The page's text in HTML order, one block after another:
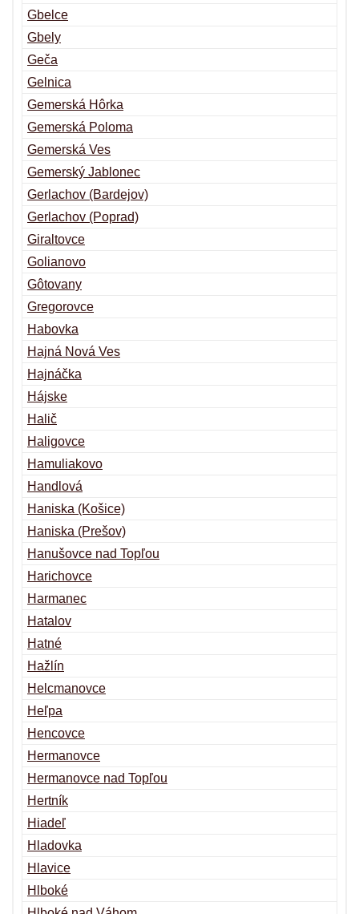
Gbelce
Gbely
Geča
Gelnica
Gemerská Hôrka
Gemerská Poloma
Gemerská Ves
Gemerský Jablonec
Gerlachov (Bardejov)
Gerlachov (Poprad)
Giraltovce
Golianovo
Gôtovany
Gregorovce
Habovka
Hajná Nová Ves
Hajnáčka
Hájske
Halič
Haligovce
Hamuliakovo
Handlová
Haniska (Košice)
Haniska (Prešov)
Hanušovce nad Topľou
Harichovce
Harmanec
Hatalov
Hatné
Hažlín
Helcmanovce
Heľpa
Hencovce
Hermanovce
Hermanovce nad Topľou
Hertník
Hiadeľ
Hladovka
Hlavice
Hlboké